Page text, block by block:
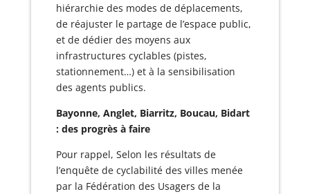
hiérarchie des modes de déplacements,
de réajuster le partage de l’espace public,
et de dédier des moyens aux
infrastructures cyclables (pistes,
stationnement…) et à la sensibilisation
des agents publics.
Bayonne, Anglet, Biarritz, Boucau, Bidart
: des progrès à faire
Pour rappel, Selon les résultats de
l’enquête de cyclabilité des villes menée
par la Fédération des Usagers de la